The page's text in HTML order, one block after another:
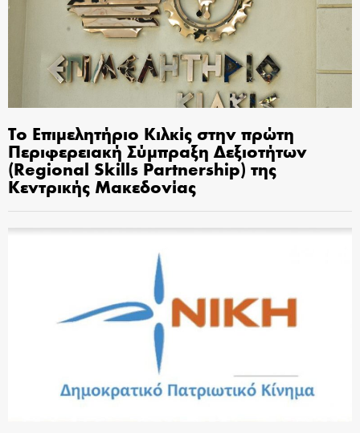
Το Επιμελητήριο Κιλκίς στην πρώτη
Περιφερειακή Σύμπραξη Δεξιοτήτων
(Regional Skills Partnership) της
Κεντρικής Μακεδονίας